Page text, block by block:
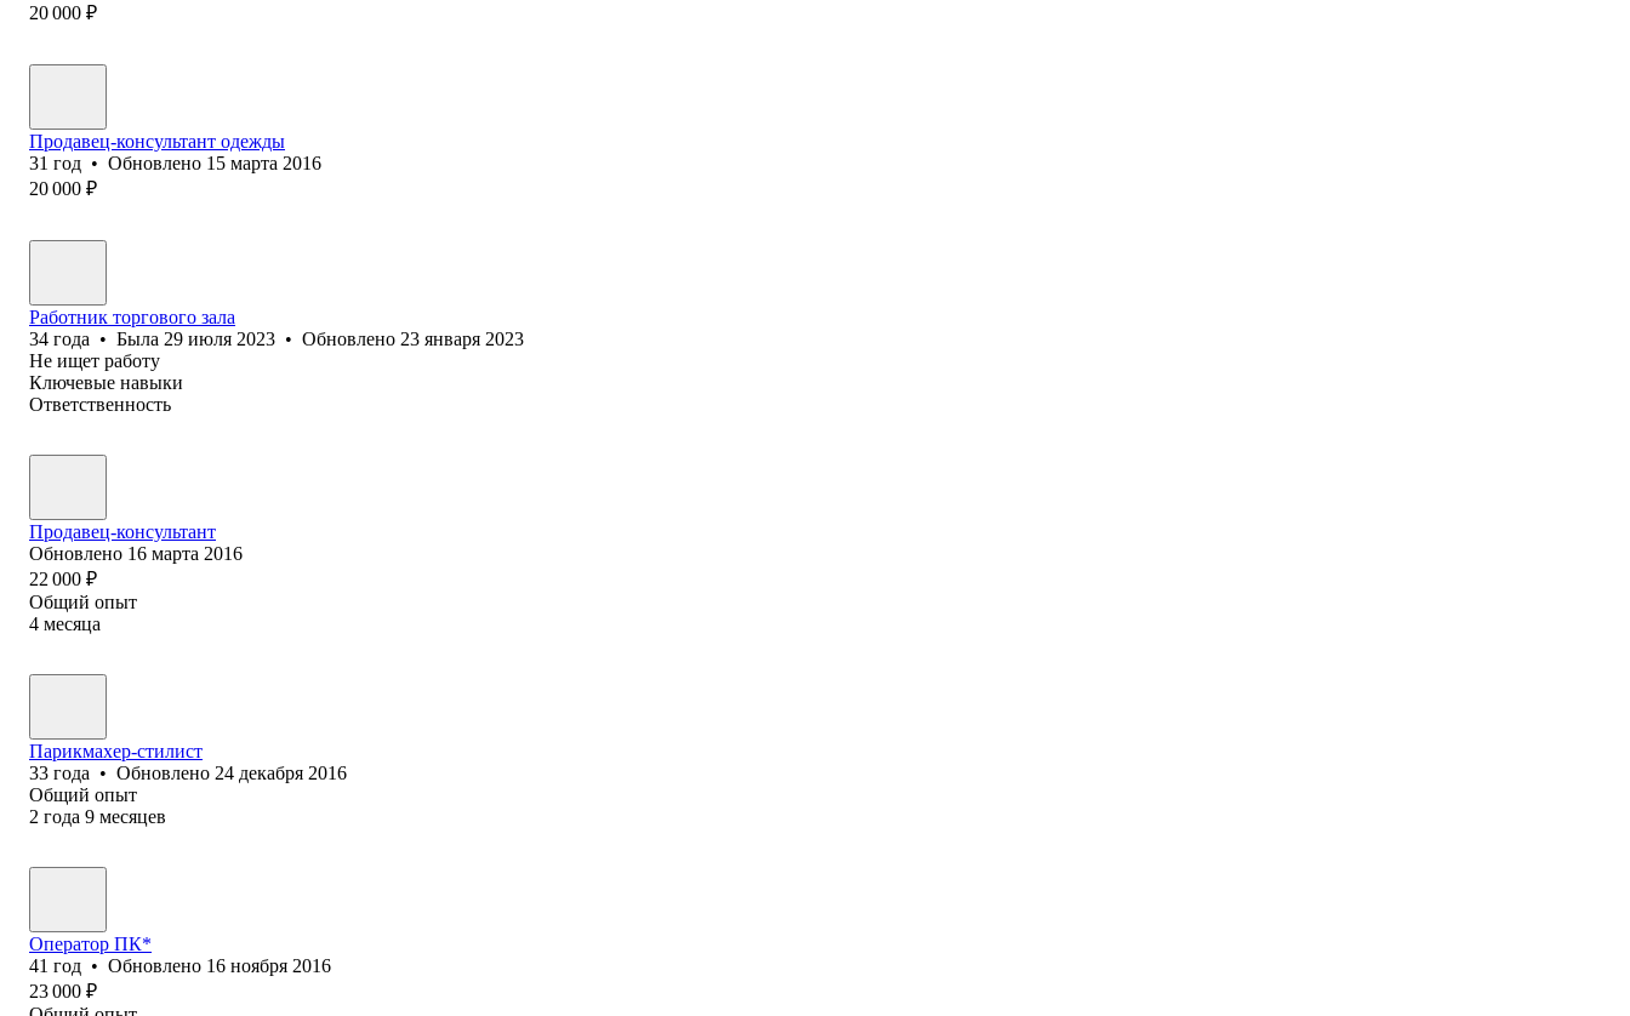
20 000 ₽
Продавец-консультант одежды
31 год • Обновлено 15 марта 2016
20 000 ₽
Работник торгового зала
34 года • Была 29 июля 2023 • Обновлено 23 января 2023
Не ищет работу
Ключевые навыки
Ответственность
Продавец-консультант
Обновлено 16 марта 2016
22 000 ₽
Общий опыт
4 месяца
Парикмахер-стилист
33 года • Обновлено 24 декабря 2016
Общий опыт
2 года 9 месяцев
Оператор ПК*
41 год • Обновлено 16 ноября 2016
23 000 ₽